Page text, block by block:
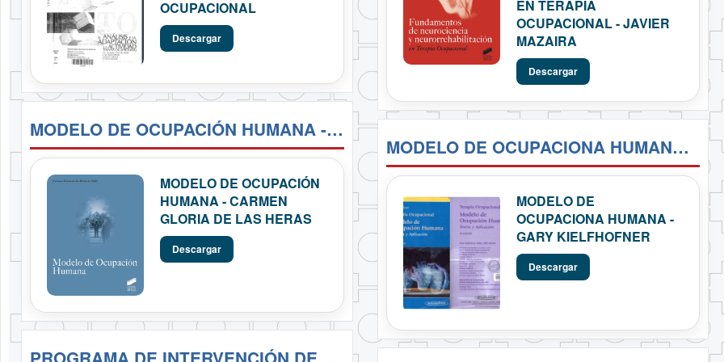
OCUPACIONAL
Descargar
MODELO DE OCUPACIÓN HUMANA - CARMEN GLORIA DE LAS HERAS
MODELO DE OCUPACIÓN
HUMANA - CARMEN
GLORIA DE LAS HERAS
Descargar
EN TERAPIA
OCUPACIONAL - JAVIER
MAZAIRA
Descargar
MODELO DE OCUPACIONA HUMANA - GARY KIELFHOFNER
MODELO DE
OCUPACIONA HUMANA -
GARY KIELFHOFNER
Descargar